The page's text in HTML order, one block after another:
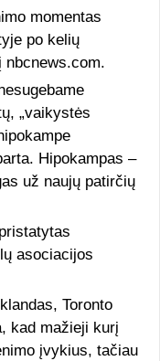
momentas
po kelių
nbcnews.com.
„vaikystės
Hipokampas –
už naujų patirčių
asociacijos
Toronto
kad mažieji kurį
įvykius, tačiau